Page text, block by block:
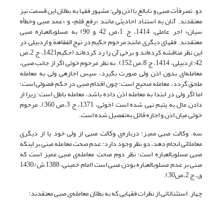
دو. تصرفاًت صبی و نابالغ با اذن ولی: مشهور فقها به بطلان این قسمت نیز
معتقدند. آنان به استناد احادیثی مانند «رفع قلم» و «عمد صبی وخطأه
سیان» (حر عاملی، 1414، ج 1،ص 42 و 90) به مسلوب­العباره صبی
معتقدند. فقهای دیگری مانند مرحوم حکیم در نهج الفقاهة و اردبیلی در
این نظر مناقشه کرده‌اند و برخی آن را رد کرده‌اند (حکیم1421، ج 2،ص
42؛ اردبیلی، 1414، ج 8،ص 152). به نظر مرحوم خوئی اگر از جانب صبی،
معامله‌ای بدون اذن ولی صورت بگیرد، سپس اجازه­ی ولی به معامله
ملحق گردد، معامله صحیح است؛ چون اقدام صبی در حکم فضولی است؛
اما اگر ولی در ابتدا به معامله اذن داده باشد، معامله باطل است؛ زیرا از
دادن مال به یتیم نهی شده است (خوئی، 1371، ج 3،ص 360). مرحوم
خوئی میان اذن و اجازه قائل به‌تفصیل شده است.
سه. وکالت صبی ممیز: درباره‌ی وکالت صبی از ولی خود یا از دیگری
معاملاتی انجام دهد، دو نظر وجود دارد: عدم صحت معامله مبنی بر اینکه
صبی مسلوب­العباره است؛ نظر دوم صحت معامله‌ی صبی ممیز است که
مبنی بر عدم مسلوب­العباره بودن صبی است (امام خمینی، 1388 ش/1430
ق، ج 2،ص30).
چهار. استثنائاتی از نظرات فقهایی که به بطلان معامله‌ی صبی معتقدند: